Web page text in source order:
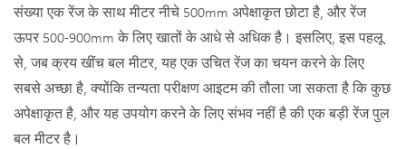
संख्या एक रेंज के साथ मीटर नीचे 500mm अपेक्षाकृत छोटा है, और रेंज
ऊपर 500-900mm के लिए खातों के आधे से अधिक है। इसलिए, इस पहलू
से, जब क्रय खींच बल मीटर, यह एक उचित रेंज का चयन करने के लिए
सबसे अच्छा है, क्योंकि तन्यता परीक्षण आइटम की तौला जा सकता है कि कुछ
अपेक्षाकृत है, और यह उपयोग करने के लिए संभव नहीं है की एक बड़ी रेंज पुल
बल मीटर है।